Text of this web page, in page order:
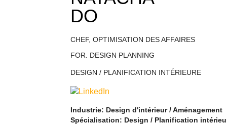
DO
CHEF, OPTIMISATION DES AFFAIRES
FOR. DESIGN PLANNING
DESIGN / PLANIFICATION INTÉRIEURE
Industrie: Design d'intérieur / Aménagement
Spécialisation: Design / Planification